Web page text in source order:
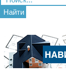
Найти